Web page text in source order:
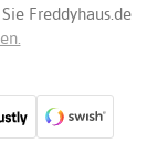
Freddyhaus.de